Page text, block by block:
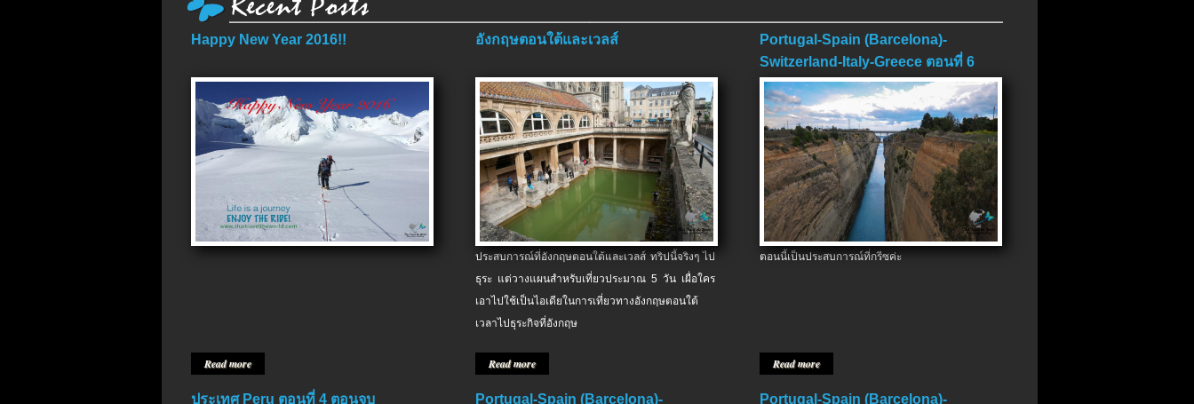
Happy New Year 2016!!
Read more
อังกฤษตอนใต้และเวลส์
ประสบการณ์ที่อังกฤษตอนใต้และเวลส์ ทริปนี้จริงๆ ไป
ธุระ แต่วางแผนสำหรับเที่ยวประมาณ 5 วัน เผื่อใคร
เอาไปใช้เป็นไอเดียในการเที่ยวทางอังกฤษตอนใต้
เวลาไปธุระกิจที่อังกฤษ
Read more
Portugal-Spain (Barcelona)-
Switzerland-Italy-Greece ตอนที่ 6
ตอนจบ
ตอนนี้เป็นประสบการณ์ที่กรีซค่ะ
Read more
ประเทศ Peru ตอนที่ 4 ตอนจบ
Portugal-Spain (Barcelona)-
Portugal-Spain (Barcelona)-